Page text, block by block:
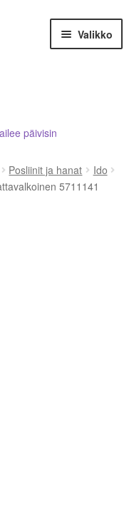
Valikko
päivisin
Posliinit ja hanat
Ido
5711141